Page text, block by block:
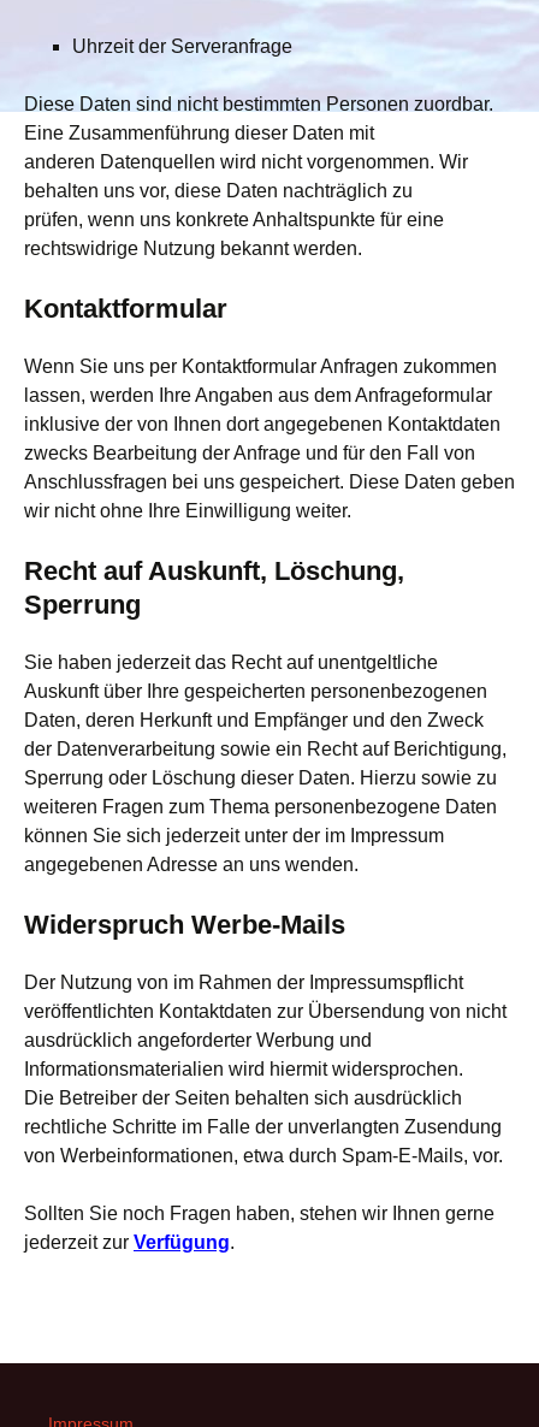
Uhrzeit der Serveranfrage
Diese Daten sind nicht bestimmten Personen zuordbar.
Eine Zusammenführung dieser Daten mit
anderen Datenquellen wird nicht vorgenommen. Wir
behalten uns vor, diese Daten nachträglich zu
prüfen, wenn uns konkrete Anhaltspunkte für eine
rechtswidrige Nutzung bekannt werden.
Kontaktformular
Wenn Sie uns per Kontaktformular Anfragen zukommen
lassen, werden Ihre Angaben aus dem Anfrageformular
inklusive der von Ihnen dort angegebenen Kontaktdaten
zwecks Bearbeitung der Anfrage und für den Fall von
Anschlussfragen bei uns gespeichert. Diese Daten geben
wir nicht ohne Ihre Einwilligung weiter.
Recht auf Auskunft, Löschung,
Sperrung
Sie haben jederzeit das Recht auf unentgeltliche
Auskunft über Ihre gespeicherten personenbezogenen
Daten, deren Herkunft und Empfänger und den Zweck
der Datenverarbeitung sowie ein Recht auf Berichtigung,
Sperrung oder Löschung dieser Daten. Hierzu sowie zu
weiteren Fragen zum Thema personenbezogene Daten
können Sie sich jederzeit unter der im Impressum
angegebenen Adresse an uns wenden.
Widerspruch Werbe-Mails
Der Nutzung von im Rahmen der Impressumspflicht
veröffentlichten Kontaktdaten zur Übersendung von nicht
ausdrücklich angeforderter Werbung und
Informationsmaterialien wird hiermit widersprochen.
Die Betreiber der Seiten behalten sich ausdrücklich
rechtliche Schritte im Falle der unverlangten Zusendung
von Werbeinformationen, etwa durch Spam-E-Mails, vor.
Sollten Sie noch Fragen haben, stehen wir Ihnen gerne
jederzeit zur Verfügung.